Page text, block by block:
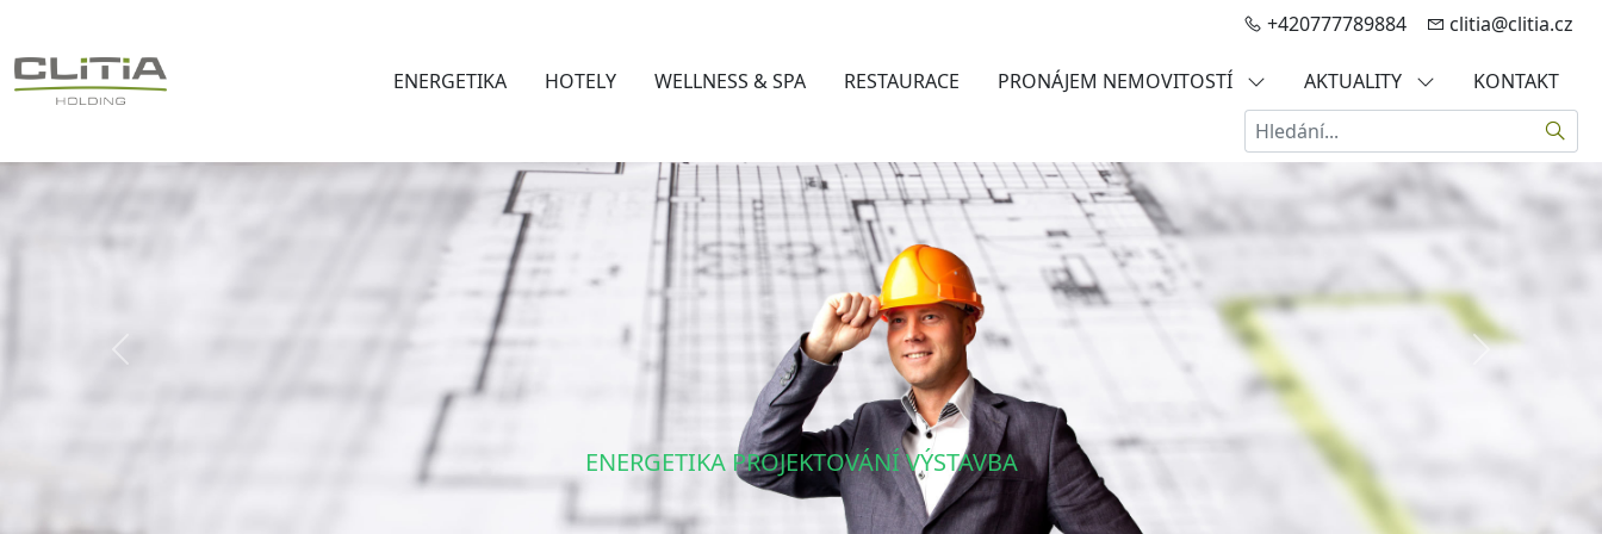
+420777789884 clitia@clitia.cz
ENERGETIKA HOTELY WELLNESS & SPA RESTAURACE PRONÁJEM NEMOVITOSTÍ AKTUALITY
KONTAKT
Hledat
ENERGETIKA PROJEKTOVÁNÍ VÝSTAVBA
Předchozí